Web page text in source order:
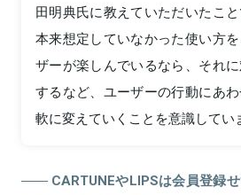
田明典氏に教えていただいたこと
本来想定していなかった使い方
ザーが楽しんでいるなら、それ
するなど、ユーザーの行動にあ
軟に変えていくことを意識してい
CARTUNEやLIPSは会員登録